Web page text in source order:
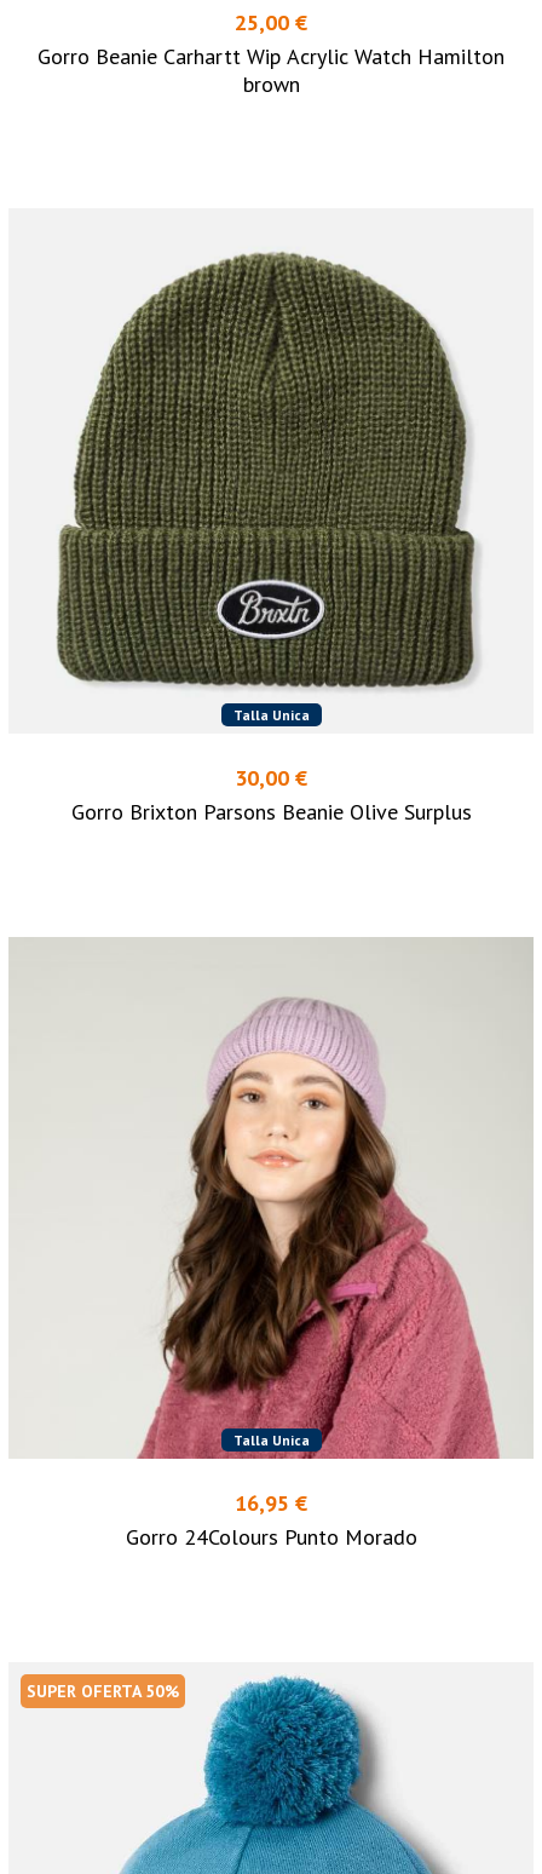
25,00 €
Gorro Beanie Carhartt Wip Acrylic Watch Hamilton
brown
Talla Unica
30,00 €
Gorro Brixton Parsons Beanie Olive Surplus
Talla Unica
16,95 €
Gorro 24Colours Punto Morado
SUPER OFERTA 50%